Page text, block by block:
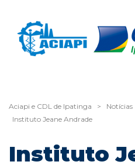
Aciapi e CDL de Ipatinga > Notícias
Instituto Jeane Andrade
Instituto